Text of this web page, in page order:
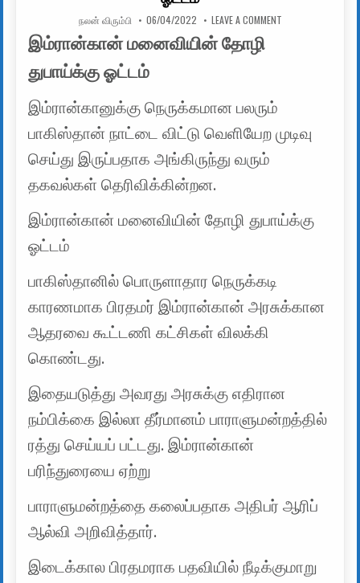
AUTHOR:
நலன் விரும்பி PUBLISHED DATE:
06/04/2022 LEAVE A COMMENTON இம்ரான்கான்
இம்ரான்கான் மனைவியின் தோழி
துபாய்க்கு ஓட்டம்
இம்ரான்கானுக்கு நெருக்கமான பலரும்
பாகிஸ்தான் நாட்டை விட்டு வெளியேற முடிவு
செய்து இருப்பதாக அங்கிருந்து வரும்
தகவல்கள் தெரிவிக்கின்றன.
இம்ரான்கான் மனைவியின் தோழி துபாய்க்கு
ஓட்டம்
பாகிஸ்தானில் பொருளாதார நெருக்கடி
காரணமாக பிரதமர் இம்ரான்கான் அரசுக்கான
ஆதரவை கூட்டணி கட்சிகள் விலக்கி
கொண்டது.
இதையடுத்து அவரது அரசுக்கு எதிரான
நம்பிக்கை இல்லா தீர்மானம் பாராளுமன்றத்தில்
ரத்து செய்யப் பட்டது. இம்ரான்கான்
பரிந்துரையை ஏற்று
பாராளுமன்றத்தை கலைப்பதாக அதிபர் ஆரிப்
ஆல்வி அறிவித்தார்.
இடைக்கால பிரதமராக பதவியில் நீடிக்குமாறு